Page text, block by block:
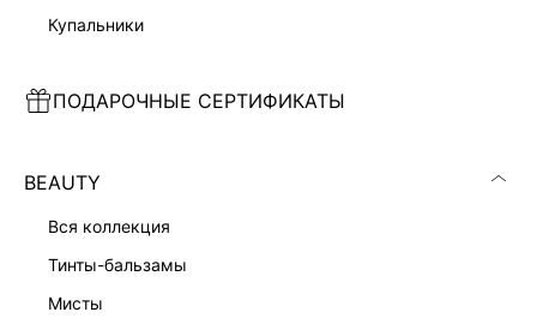
купальники
ПОДАРОЧНЫЕ СЕРТИФИКАТЫ
BEAUTY
вся коллекция
тинты-бальзамы
мисты